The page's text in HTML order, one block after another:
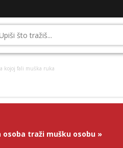
kojoj fali muška ruka
osoba traži mušku osobu »